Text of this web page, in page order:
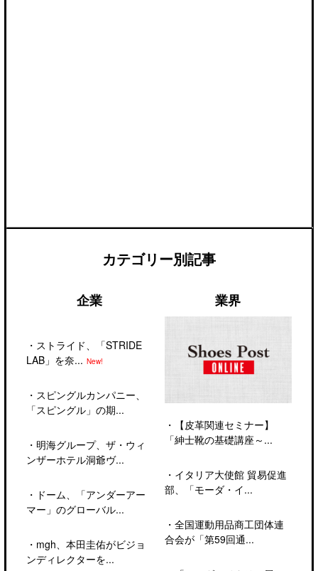
カテゴリー別記事
企業
・ ストライド、「STRIDE
LAB」を奈... New!
・ スピングルカンパニー、
「スピングル」の期...
・ 明海グループ、ザ・ウィ
ンザーホテル洞爺ヴ...
・ ドーム、「アンダーアー
マー」のグローバル...
・ mgh、本田圭佑がビジョ
ンディレクターを...
業界
・
【皮革関連セミナー】
「紳士靴の基礎講座～...
・ イタリア大使館 貿易促進
部、「モーダ・イ...
・ 全国運動用品商工団体連
合会が「第59回通...